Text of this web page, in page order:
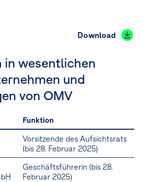
Download
in wesentlichen
und
von OMV
Funktion
Vorsitzende des Aufsichtsrats
(bis 28. Februar 2025)
Geschäftsführerin (bis 28.
Februar 2025)